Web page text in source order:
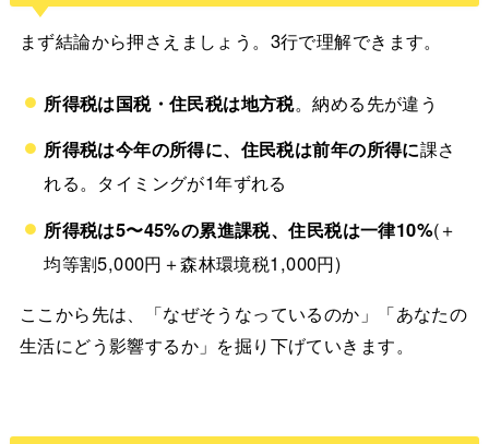
まず結論から押さえましょう。3行で理解できます。
所得税は国税・住民税は地方税。納める先が違う
所得税は今年の所得に、住民税は前年の所得に課さ
れる。タイミングが1年ずれる
所得税は5〜45%の累進課税、住民税は一律10%(＋
均等割5,000円＋森林環境税1,000円)
ここから先は、「なぜそうなっているのか」「あなたの
生活にどう影響するか」を掘り下げていきます。